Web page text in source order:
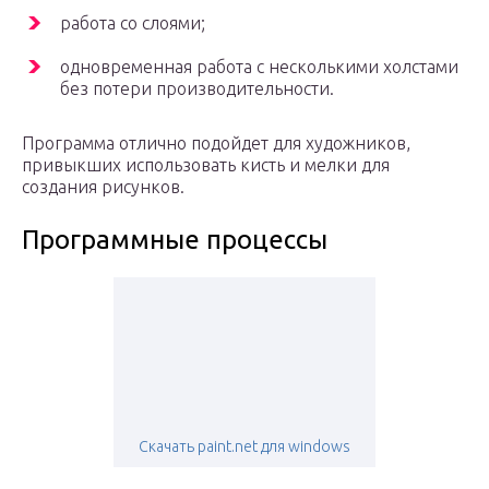
работа со слоями;
одновременная работа с несколькими холстами
без потери производительности.
Программа отлично подойдет для художников,
привыкших использовать кисть и мелки для
создания рисунков.
Программные процессы
Скачать paint.net для windows